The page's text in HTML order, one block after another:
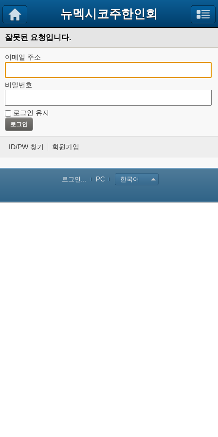
뉴멕시코주한인회
잘못된 요청입니다.
이메일 주소
비밀번호
로그인 유지
ID/PW 찾기 회원가입
로그인... PC 한국어